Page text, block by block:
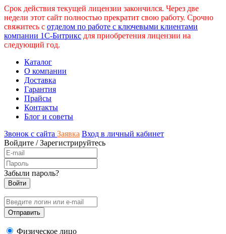
Срок действия текущей лицензии закончился. Через две
недели этот сайт полностью прекратит свою работу. Срочно
свяжитесь с отделом по работе с ключевыми клиентами
компании 1С-Битрикс для приобретения лицензии на
следующий год.
Каталог
О компании
Доставка
Гарантия
Прайсы
Контакты
Блог и советы
Звонок с сайта Заявка Вход в личный кабинет
Войдите /Зарегистрируйтесь
Забыли пароль?
Физическое лицо